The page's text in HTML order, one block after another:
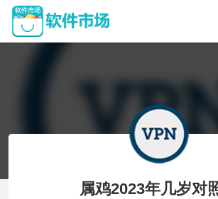
属鸡2023年几岁对